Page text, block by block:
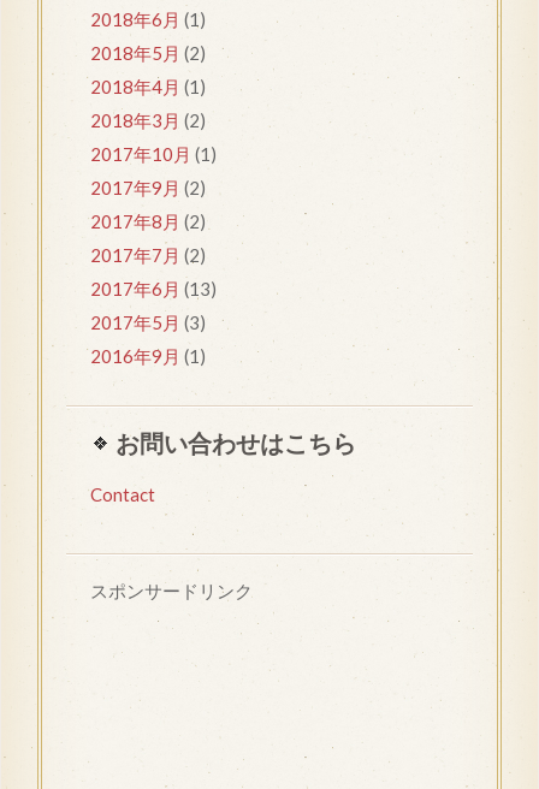
2018年6月 (1)
2018年5月 (2)
2018年4月 (1)
2018年3月 (2)
2017年10月 (1)
2017年9月 (2)
2017年8月 (2)
2017年7月 (2)
2017年6月 (13)
2017年5月 (3)
2016年9月 (1)
お問い合わせはこちら
Contact
スポンサードリンク